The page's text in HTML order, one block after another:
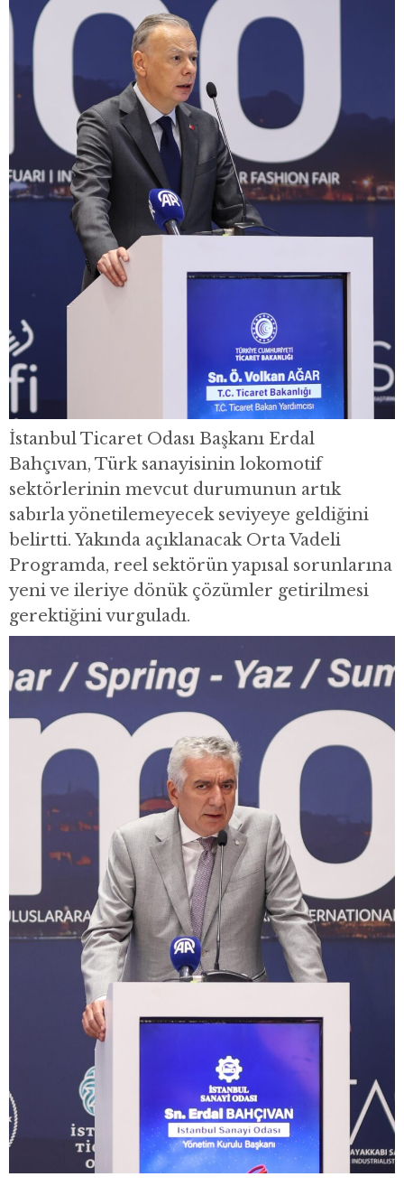
İstanbul Ticaret Odası Başkanı Erdal
Bahçıvan, Türk sanayisinin lokomotif
sektörlerinin mevcut durumunun artık
sabırla yönetilemeyecek seviyeye geldiğini
belirtti. Yakında açıklanacak Orta Vadeli
Programda, reel sektörün yapısal sorunlarına
yeni ve ileriye dönük çözümler getirilmesi
gerektiğini vurguladı.